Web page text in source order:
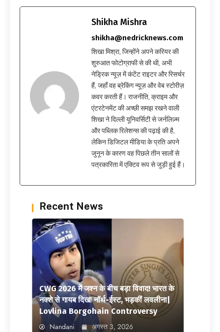
Shikha Mishra
shikha@nedricknews.com
शिखा मिश्रा, जिन्होंने अपने करियर की
शुरुआत फोटोग्राफी से की थी, अभी
नेड्रिक न्यूज़ में कंटेंट राइटर और रिसर्चर
हैं, जहाँ वह ब्रेकिंग न्यूज़ और वेब स्टोरीज़
कवर करती हैं। राजनीति, क्राइम और
एंटरटेनमेंट की अच्छी समझ रखने वाली
शिखा ने दिल्ली यूनिवर्सिटी से जर्नलिज़्म
और पब्लिक रिलेशन्स की पढ़ाई की है,
लेकिन डिजिटल मीडिया के प्रति अपने
जुनून के कारण वह पिछले तीन सालों से
पत्रकारिता में एक्टिव रूप से जुड़ी हुई हैं।
Recent News
CWG 2026 में जश्न के बीच बड़ा विवाद! भारत के
नक्शे से गायब दिखा नॉर्थ-ईस्ट, भड़कीं लवलीना|
Lovlina Borgohain Controversy
Nandani अगस्त 3, 2026